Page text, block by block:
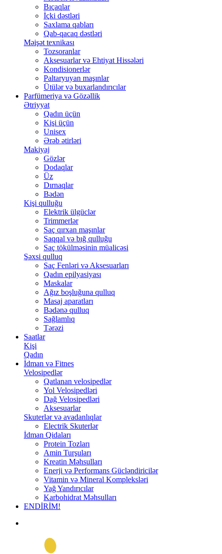
Bıçaqlar
İçki dəstləri
Saxlama qabları
Qab-qacaq dəstləri
Məişət texnikası
Tozsoranlar
Aksesuarlar və Ehtiyat Hissələri
Kondisionerlər
Paltaryuyan maşınlar
Ütülər və buxarlandırıcılar
Parfümeriya və Gözəllik
Ətriyyat
Qadın üçün
Kişi üçün
Unisex
Ərəb ətirləri
Makiyaj
Gözlər
Dodaqlar
Üz
Dırnaqlar
Bədən
Kişi qulluğu
Elektrik ülgüclər
Trimmerlər
Saç qırxan maşınlar
Saqqal və bığ qulluğu
Saç tökülməsinin müalicəsi
Şəxsi qulluq
Saç Fenləri və Aksesuarları
Qadın epilyasiyası
Maskalar
Ağız boşluğuna qulluq
Masaj aparatları
Bədənə qulluq
Sağlamlıq
Tərəzi
Saatlar
Kişi
Qadın
İdman və Fitnes
Velosipedlər
Qatlanan velosipedlər
Yol Velosipedləri
Dağ Velosipedləri
Aksesuarlar
Skuterlər və avadanlıqlar
Electrik Skuterlər
İdman Qidaları
Protein Tozları
Amin Turşuları
Kreatin Məhsulları
Enerji və Performans Gücləndiricilər
Vitamin və Mineral Kompleksləri
Yağ Yandırıcılar
Karbohidrat Məhsulları
ENDİRİM!